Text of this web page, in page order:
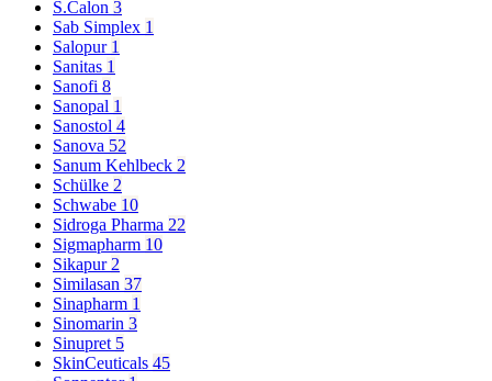
S.Calon 3
Sab Simplex 1
Salopur 1
Sanitas 1
Sanofi 8
Sanopal 1
Sanostol 4
Sanova 52
Sanum Kehlbeck 2
Schülke 2
Schwabe 10
Sidroga Pharma 22
Sigmapharm 10
Sikapur 2
Similasan 37
Sinapharm 1
Sinomarin 3
Sinupret 5
SkinCeuticals 45